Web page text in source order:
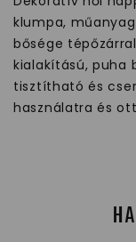
klumpa,
bősége
kialakítású, puha
tisztítható és
használatra és